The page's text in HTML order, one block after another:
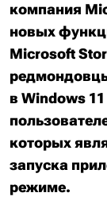
компания
новых
Microsoft
в Windows
которых
запуска
режиме.